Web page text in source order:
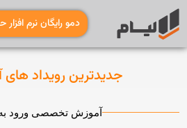
دمو رایگان نرم
جدیدترین رویداد های
آموزش تخصصی ورود به